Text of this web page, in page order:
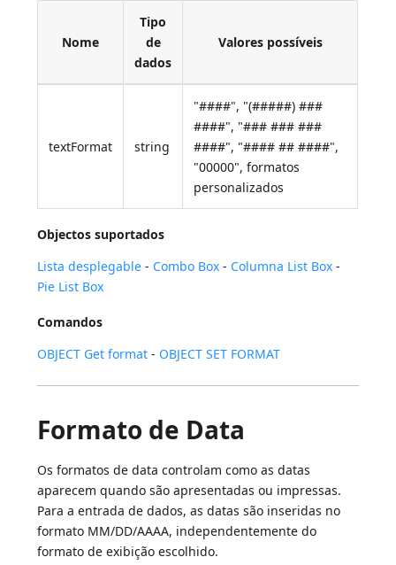
Nome
Tipo
de
dados
Valores possíveis
textFormat string
"####", "(#####) ###
####", "### ### ###
####", "#### ## ####",
"00000", formatos
personalizados
Objectos suportados
Lista desplegable - Combo Box - Columna List Box -
Pie List Box
Comandos
OBJECT Get format - OBJECT SET FORMAT
Formato de Data
Os formatos de data controlam como as datas
aparecem quando são apresentadas ou impressas.
Para a entrada de dados, as datas são inseridas no
formato MM/DD/AAAA, independentemente do
formato de exibição escolhido.